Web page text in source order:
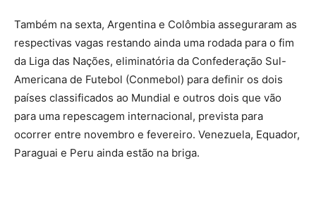
Também na sexta, Argentina e Colômbia asseguraram as
respectivas vagas restando ainda uma rodada para o fim
da Liga das Nações, eliminatória da Confederação Sul-
Americana de Futebol (Conmebol) para definir os dois
países classificados ao Mundial e outros dois que vão
para uma repescagem internacional, prevista para
ocorrer entre novembro e fevereiro. Venezuela, Equador,
Paraguai e Peru ainda estão na briga.